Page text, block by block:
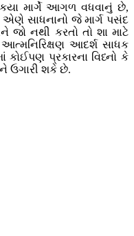
માર્ગે આગળ વધવાનું છે,
એણે સાધનાનો જે માર્ગ પસંદ
જો નથી કરતો તો શા માટે
આદર્શ સાધક
કોઈપણ પ્રકારના વિધ્નો કે
ઉગારી શકે છે.